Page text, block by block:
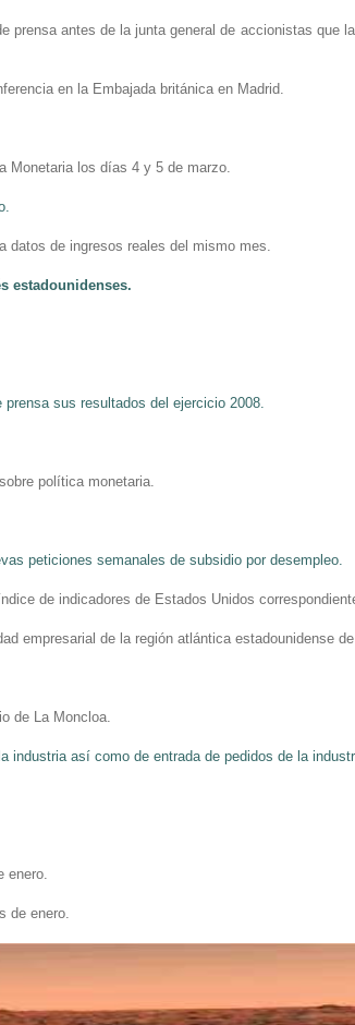
antes de la junta general de accionistas que
en la Embajada británica en Madrid.
Monetaria los días 4 y 5 de marzo.
datos de ingresos reales del mismo mes.
estadounidenses.
sus resultados del ejercicio 2008.
política monetaria.
peticiones semanales de subsidio por desempleo.
de indicadores de Estados Unidos
empresarial de la región atlántica estadounidense
de La Moncloa.
así como de entrada de pedidos de la
enero.
de enero.